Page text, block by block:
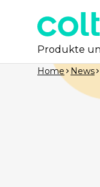
Produkte
Home News